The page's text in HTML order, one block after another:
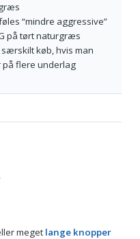
“mindre aggressive”
på tørt naturgræs
køb, hvis man
på flere underlag
meget lange knopper